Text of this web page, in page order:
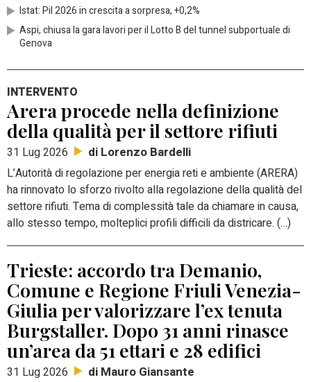
Istat: Pil 2026 in crescita a sorpresa, +0,2%
Aspi, chiusa la gara lavori per il Lotto B del tunnel subportuale di
Genova
INTERVENTO
Arera procede nella definizione
della qualità per il settore rifiuti
31 Lug 2026 di Lorenzo Bardelli
L’Autorità di regolazione per energia reti e ambiente (ARERA)
ha rinnovato lo sforzo rivolto alla regolazione della qualità del
settore rifiuti. Tema di complessità tale da chiamare in causa,
allo stesso tempo, molteplici profili difficili da districare. (…)
Trieste: accordo tra Demanio,
Comune e Regione Friuli Venezia-
Giulia per valorizzare l’ex tenuta
Burgstaller. Dopo 31 anni rinasce
un’area da 51 ettari e 28 edifici
31 Lug 2026 di Mauro Giansante